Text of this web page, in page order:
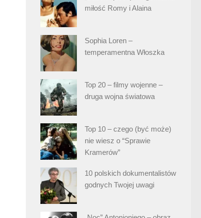
miłość Romy i Alaina
Sophia Loren –
temperamentna Włoszka
Top 20 – filmy wojenne –
druga wojna światowa
Top 10 – czego (być może)
nie wiesz o “Sprawie
Kramerów”
10 polskich dokumentalistów
godnych Twojej uwagi